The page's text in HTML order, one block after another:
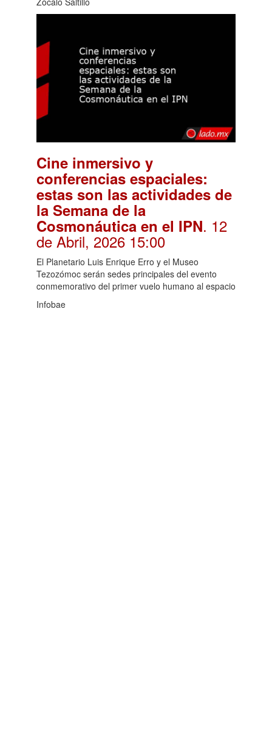
Cine inmersivo y
conferencias espaciales:
estas son las actividades de
la Semana de la
Cosmonáutica en el IPN. 12
de Abril, 2026 15:00
El Planetario Luis Enrique Erro y el Museo
Tezozómoc serán sedes principales del evento
conmemorativo del primer vuelo humano al espacio
Infobae